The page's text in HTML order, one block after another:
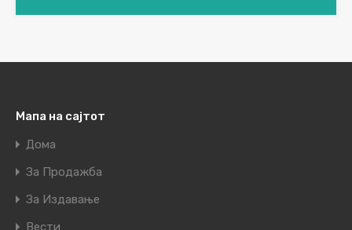
Мапа на сајтот
Дома
За Продажба
За Издавање
Вести